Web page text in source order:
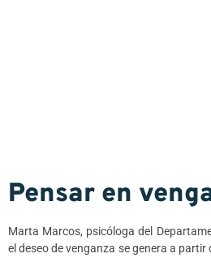
Pensar en
Marta Marcos, psicóloga del
el deseo de venganza se genera a partir